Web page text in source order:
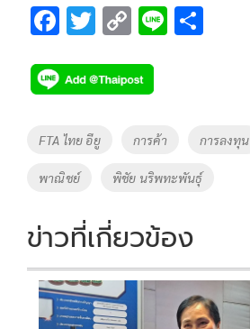
F
e
b
o
o
k
T
tt
er
C
p
y
Li
k
Li
Tags
FTA ไทย อียู การค้า การลงทุน
พาณิชย์ พิชัย นริพทะพันธุ์
ข่าวที่เกี่ยวข้อง